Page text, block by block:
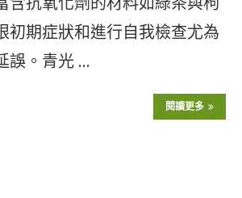
初期症狀和進行自我檢查尤為
誤。青光 …
閱讀更多